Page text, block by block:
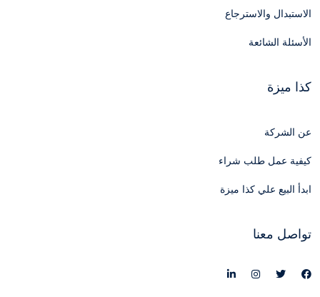
الاستبدال والاسترجاع
الأسئلة الشائعة
كذا ميزة
عن الشركة
كيفية عمل طلب شراء
ابدأ البيع علي كذا ميزة
تواصل معنا